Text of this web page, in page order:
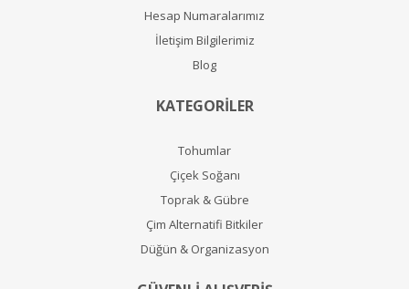
Hesap Numaralarımız
İletişim Bilgilerimiz
Blog
KATEGORİLER
Tohumlar
Çiçek Soğanı
Toprak & Gübre
Çim Alternatifi Bitkiler
Düğün & Organizasyon